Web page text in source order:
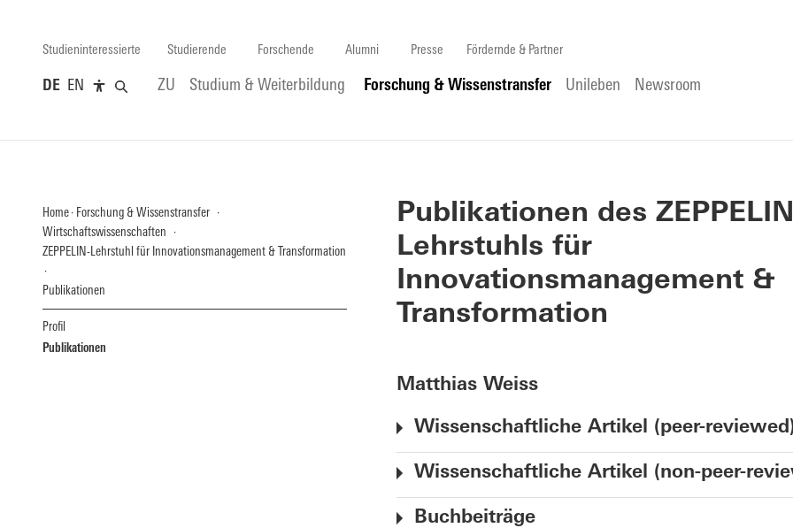
Studieninteressierte Studierende Forschende Alumni Presse Fördernde & Partner
DE EN ZU Studium & Weiterbildung Forschung & Wissenstransfer Unileben Newsroom
Home Forschung & Wissenstransfer
Wirtschaftswissenschaften
ZEPPELIN-Lehrstuhl für Innovationsmanagement & Transformation
Publikationen
Profil
Publikationen
Publikationen des
Lehrstuhls für
Innovationsmanagement &
Transformation
Matthias Weiss
Wissenschaftliche Artikel (peer-
Wissenschaftliche Artikel (non-peer-
Buchbeiträge